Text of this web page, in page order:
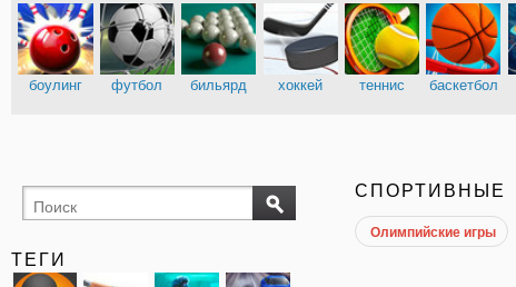
боулинг футбол бильярд хоккей теннис баскетбол
ТЕГИ
СПОРТИВНЫЕ
Олимпийские игры